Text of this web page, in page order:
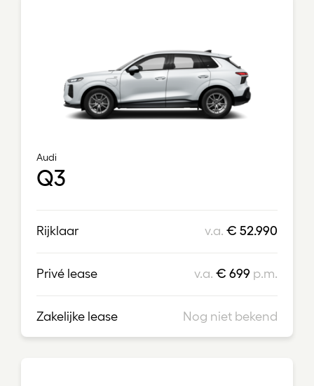
Audi
Q3
Rijklaar v.a.€ 52.990
Privé lease v.a.€ 699 p.m.
Zakelijke lease Nog niet bekend